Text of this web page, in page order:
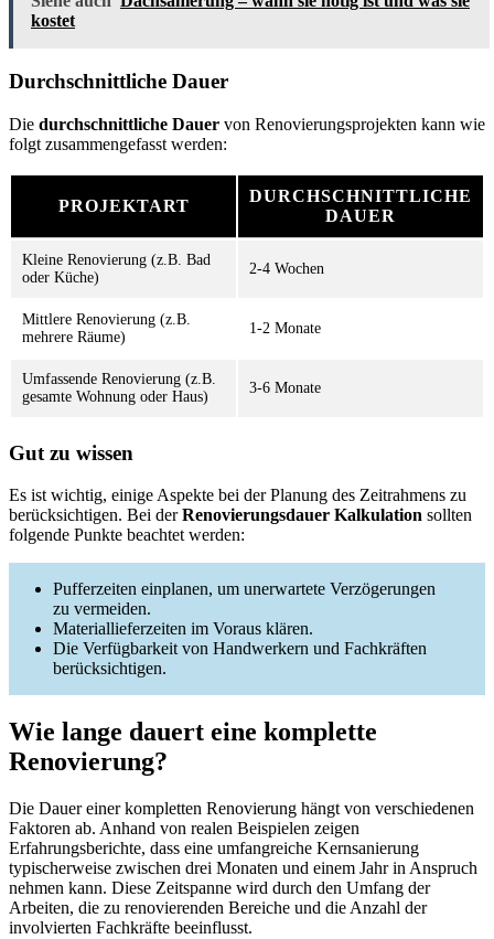
kostet
Durchschnittliche Dauer
Die durchschnittliche Dauer von Renovierungsprojekten kann wie
folgt zusammengefasst werden:
PROJEKTART
DURCHSCHNITTLICHE
DAUER
Kleine Renovierung (z.B. Bad
oder Küche)
2-4 Wochen
Mittlere Renovierung (z.B.
mehrere Räume)
1-2 Monate
Umfassende Renovierung (z.B.
gesamte Wohnung oder Haus)
3-6 Monate
Gut zu wissen
Es ist wichtig, einige Aspekte bei der Planung des Zeitrahmens zu
berücksichtigen. Bei derRenovierungsdauer Kalkulation sollten
folgende Punkte beachtet werden:
Pufferzeiten einplanen, um unerwartete Verzögerungen
zu vermeiden.
Materiallieferzeiten im Voraus klären.
Die Verfügbarkeit von Handwerkern und Fachkräften
berücksichtigen.
Wie lange dauert eine komplette
Renovierung?
Die Dauer einer kompletten Renovierung hängt von verschiedenen
Faktoren ab. Anhand von realen Beispielen zeigen
Erfahrungsberichte, dass eine umfangreiche Kernsanierung
typischerweise zwischen drei Monaten und einem Jahr in Anspruch
nehmen kann. Diese Zeitspanne wird durch den Umfang der
Arbeiten, die zu renovierenden Bereiche und die Anzahl der
involvierten Fachkräfte beeinflusst.